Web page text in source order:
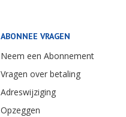
ABONNEE VRAGEN
Neem een Abonnement
Vragen over betaling
Adreswijziging
Opzeggen